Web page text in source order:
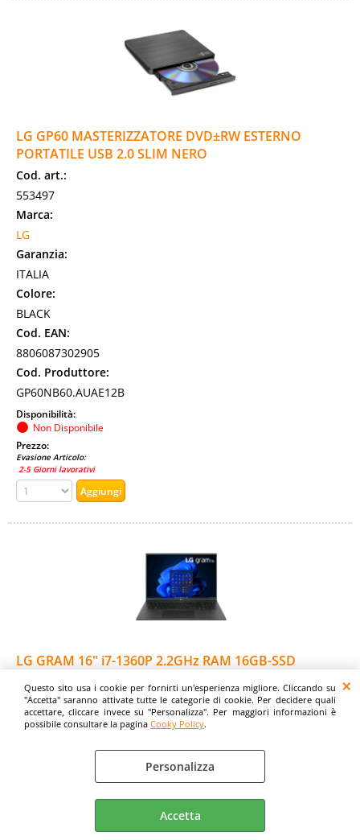
Questo sito usa i cookie per fornirti un'esperienza migliore. Cliccando su
"Accetta" saranno attivate tutte le categorie di cookie. Per decidere quali
accettare, cliccare invece su "Personalizza". Per maggiori informazioni è
possibile consultare la pagina Cooky Policy.
Personalizza
Accetta
LG GP60 MASTERIZZATORE DVD±RW ESTERNO
PORTATILE USB 2.0 SLIM NERO
Cod. art.:
553497
Marca:
LG
Garanzia:
ITALIA
Colore:
BLACK
Cod. EAN:
8806087302905
Cod. Produttore:
GP60NB60.AUAE12B
Disponibilità:
Non Disponibile
Prezzo:
Evasione Articolo:
2-5 Giorni lavorativi
LG GRAM 16" i7-1360P 2.2GHz RAM 16GB-SSD
(16Z90R-Q.AP78D)
Cod. art.: